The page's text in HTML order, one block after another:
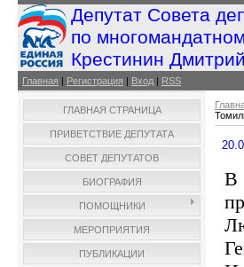
Депутат Совета
по
Крестинин
Главная | Регистрация | Вход | RSS
ГЛАВНАЯ СТРАНИЦА
ПРИВЕТСТВИЕ ДЕПУТАТА
СОВЕТ ДЕПУТАТОВ
БИОГРАФИЯ
ПОМОЩНИКИ
МЕРОПРИЯТИЯ
ПУБЛИКАЦИИ
В